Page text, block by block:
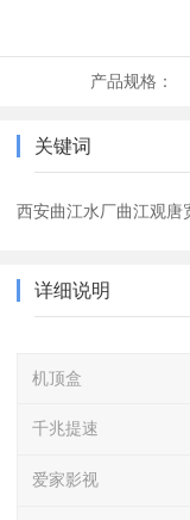
产品规格：
关键词
西安曲江水厂曲江观唐
详细说明
机顶盒
千兆提速
爱家影视